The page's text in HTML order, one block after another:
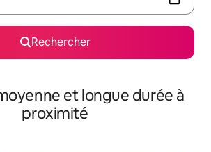
Rechercher
et longue durée à
proximité